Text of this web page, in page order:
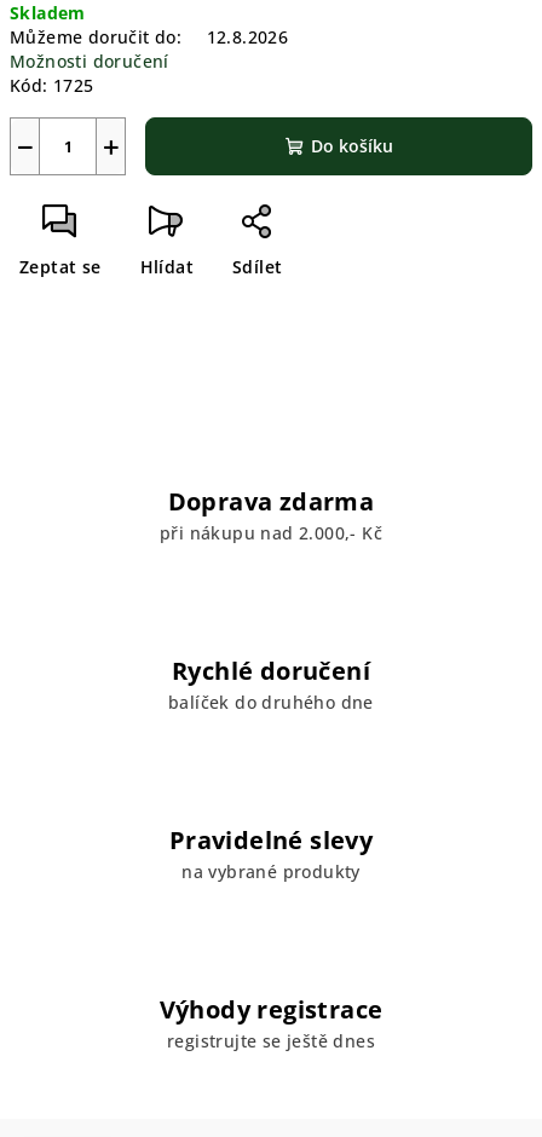
cena:
Skladem
Můžeme doručit do:
12.8.2026
Možnosti doručení
Kód: 1725
+
− Do košíku
Zeptat se Hlídat Sdílet
Doprava zdarma
při nákupu nad 2.000,- Kč
Rychlé doručení
balíček do druhého dne
Pravidelné slevy
na vybrané produkty
Výhody registrace
registrujte se ještě dnes